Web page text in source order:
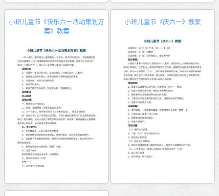
小班儿童节《快乐六一活动策划方
案》教案
小班儿童节《庆六一》教案